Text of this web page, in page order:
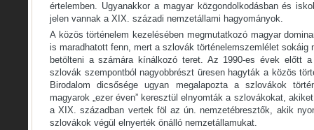
értelemben. Ugyanakkor a magyar közgondolkodásban és
jelen vannak a XIX. századi nemzetállami hagyományok.
A közös történelem kezelésében megmutatkozó magyar
is maradhatott fenn, mert a szlovák történelemszemlélet sokáig
betölteni a számára kínálkozó teret. Az 1990-es évek előtt
szlovák szempontból nagyobbrészt üresen hagyták a közös
Birodalom dicsősége ugyan megalapozta a szlovákok
magyarok „ezer éven” keresztül elnyomták a szlovákokat,
a XIX. században vertek föl az ún. nemzetébresztők, akik
szlovákok végül elnyerték önálló nemzetállamukat.